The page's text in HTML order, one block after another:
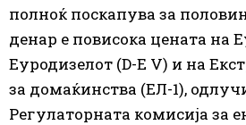
полноќ поскапува за
денар е повисока цената на
Еуродизелот (D-E V) и на
за домаќинства (ЕЛ-1),
Регулаторната комисија за